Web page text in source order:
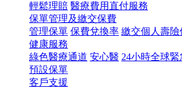
輕鬆理賠 醫療費用直付服務
保單管理及繳交保費
管理保單 保費兌換率 繳交個人壽險
健康服務
綠色醫療通道 安心醫 24小時全球緊
預設保單
客戶支援